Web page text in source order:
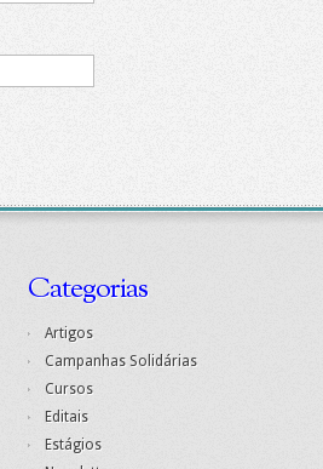
Categorias
Artigos
Campanhas Solidárias
Cursos
Editais
Estágios